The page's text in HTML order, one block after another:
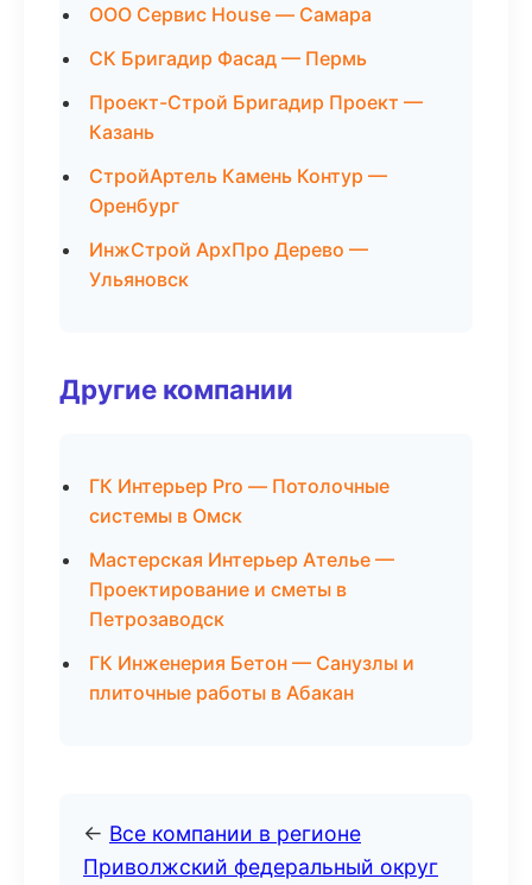
ООО Сервис House — Самара
СК Бригадир Фасад — Пермь
Проект-Строй Бригадир Проект —
Казань
СтройАртель Камень Контур —
Оренбург
ИнжСтрой АрхПро Дерево —
Ульяновск
Другие компании
ГК Интерьер Pro — Потолочные
системы в Омск
Мастерская Интерьер Ателье —
Проектирование и сметы в
Петрозаводск
ГК Инженерия Бетон — Санузлы и
плиточные работы в Абакан
← Все компании в регионе
Приволжский федеральный округ